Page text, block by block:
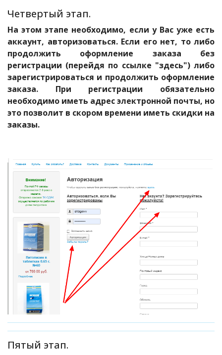
Четвертый этап.
На этом этапе необходимо, если у Вас уже есть
аккаунт, авторизоваться. Если его нет, то либо
продолжить оформление заказа без
регистрации (перейдя по ссылке "здесь") либо
зарегистрироваться и продолжить оформление
заказа. При регистрации обязательно
необходимо иметь адрес электронной почты, но
это позволит в скором времени иметь скидки на
заказы.
Пятый этап.